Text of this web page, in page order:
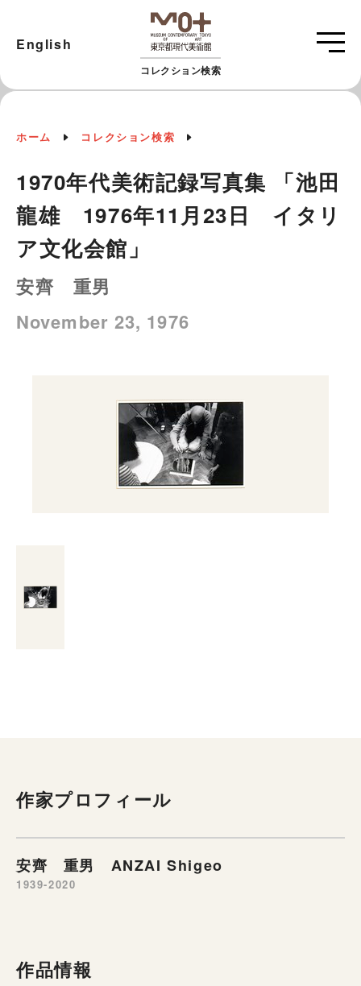
コレクション検索
English
ホーム コレクション検索
1970年代美術記録写真集 「池田
龍雄 1976年11月23日 イタリ
ア文化会館」
安齊 重男
November 23, 1976
作家プロフィール
安齊 重男 ANZAI Shigeo
1939-2020
作品情報